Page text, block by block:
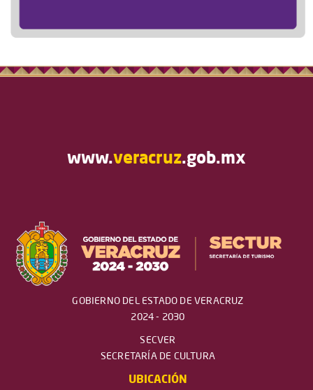
www.veracruz.gob.mx
GOBIERNO DEL ESTADO DE VERACRUZ
2024 - 2030
SECVER
SECRETARÍA DE CULTURA
UBICACIÓN